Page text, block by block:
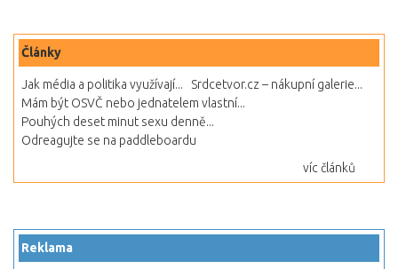
Články
Jak média a politika využívají...
Srdcetvor.cz – nákupní galerie...
Mám být OSVČ nebo jednatelem vlastní...
Pouhých deset minut sexu denně...
Odreagujte se na paddleboardu
víc článků
Reklama